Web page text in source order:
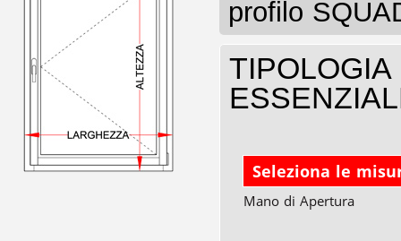
profilo
Seleziona le
Mano di Apertura